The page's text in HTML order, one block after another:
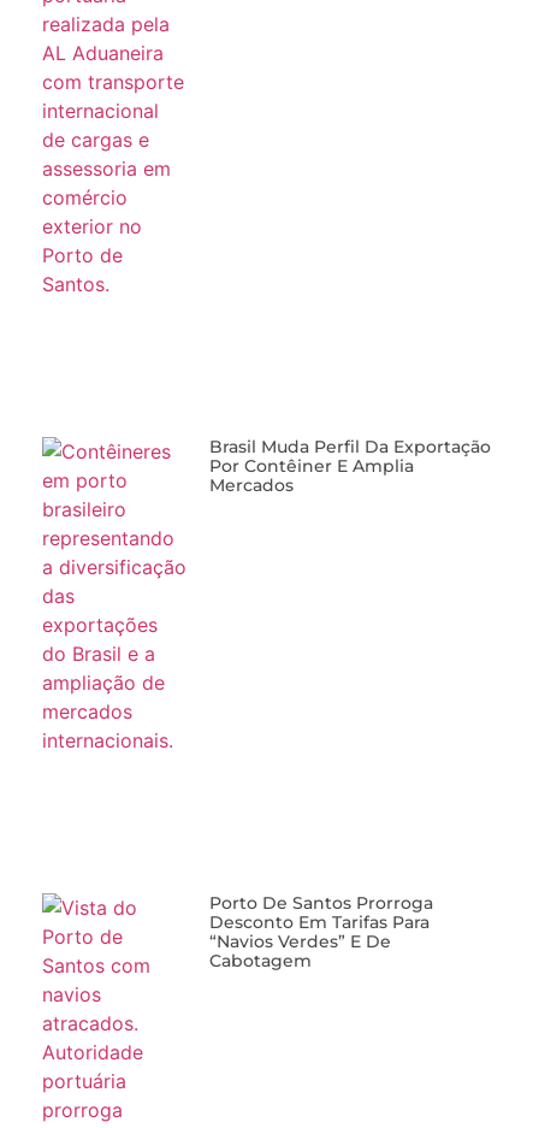
Brasil Muda Perfil Da Exportação
Por Contêiner E Amplia
Mercados
Porto De Santos Prorroga
Desconto Em Tarifas Para
“navios Verdes” E De
Cabotagem